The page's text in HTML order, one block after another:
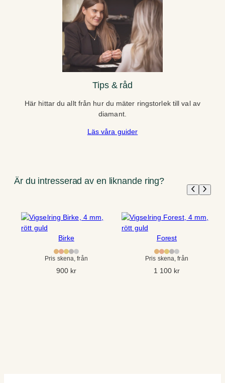
Tips & råd
Här hittar du allt från hur du mäter ringstorlek till val av
diamant.
Läs våra guider
Är du intresserad av en liknande ring?
Birke
Pris skena, från
900 kr
Forest
Pris skena, från
1 100 kr